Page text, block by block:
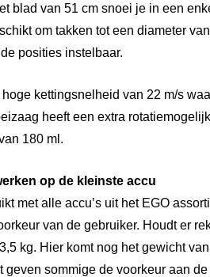
blad van 51 cm snoei je in een
om takken tot een diameter
posities instelbaar.
kettingsnelheid van 22 m/s
heeft een extra
180 ml.
op de kleinste accu
met alle accu’s uit het EGO
van de gebruiker. Houdt er
kg. Hier komt nog het gewicht
sommige de voorkeur aan